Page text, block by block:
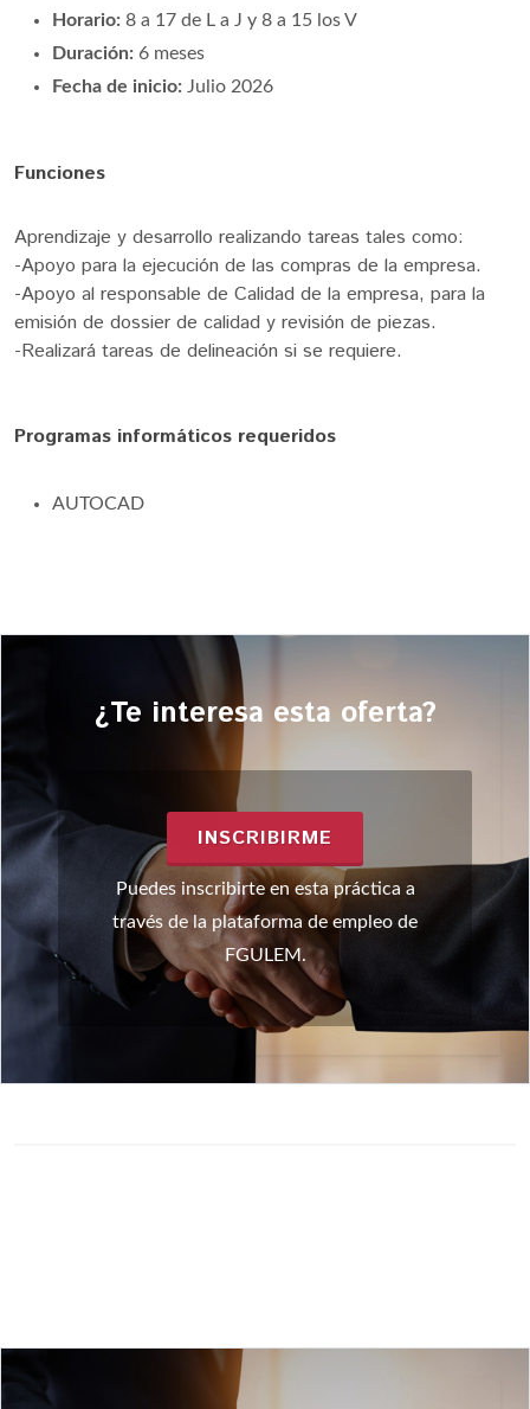
Horario: 8 a 17 de L a J y 8 a 15 los V
Duración: 6 meses
Fecha de inicio: Julio 2026
Funciones
Aprendizaje y desarrollo realizando tareas tales como:
-Apoyo para la ejecución de las compras de la empresa.
-Apoyo al responsable de Calidad de la empresa, para la
emisión de dossier de calidad y revisión de piezas.
-Realizará tareas de delineación si se requiere.
Programas informáticos requeridos
AUTOCAD
¿Te interesa esta oferta?
INSCRIBIRME
Puedes inscribirte en esta práctica a
través de la plataforma de empleo de
FGULEM.